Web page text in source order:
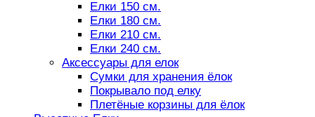
Елки 150 см.
Елки 180 см.
Елки 210 см.
Елки 240 см.
Аксессуары для елок
Сумки для хранения ёлок
Покрывало под елку
Плетёные корзины для ёлок